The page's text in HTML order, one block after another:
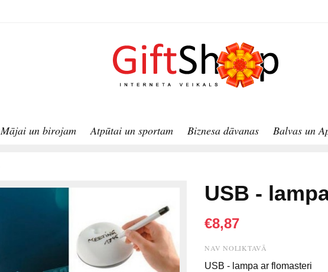
Mājai un birojam Atpūtai un sportam Biznesa dāvanas Balvas un
USB -
€8,87
NAV NOLIKTAVĀ
USB - lampa ar flomasteri